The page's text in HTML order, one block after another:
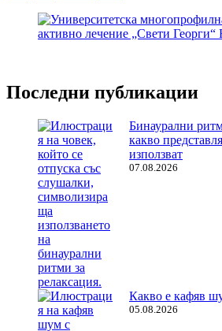
Последни публикации
Бинаурални
какво
използват
07.08.2026
Какво е кафяв
05.08.2026